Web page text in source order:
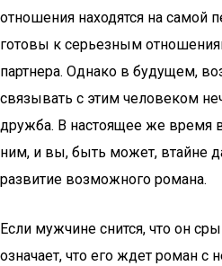
отношения находятся на самой
готовы к серьезным
партнера. Однако в будущем,
связывать с этим человеком
дружба. В настоящее же время
ним, и вы, быть может, втайне
развитие возможного романа.
Если мужчине снится, что он
означает, что его ждет роман с